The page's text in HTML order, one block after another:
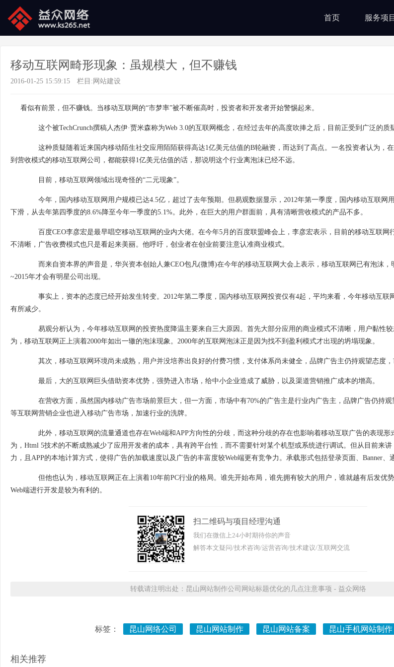
首页 服务项目
移动互联网畸形现象：虽规模大，但不赚钱
2016-01-25 15:59:15 栏目: 网站建设
看似有前景，但不赚钱。当移动互联网的“市梦率”被不断催高时，投资者和开发者开始警惕起来。
这个被TechCrunch撰稿人杰伊·贾米森称为Web 3.0的互联网概念，在经过去年的高度吹捧之后，目前正受到广泛的质
这种质疑随着近来国内移动陌生社交应用陌陌获得高达1亿美元估值的B轮融资，而达到了高点。一名投资者认为，
到营收模式的移动互联网公司，都能获得1亿美元估值的话，那说明这个行业离泡沫已经不远。
目前，移动互联网领域出现奇怪的“二元现象”。
今年，国内移动互联网用户规模已达4.5亿，超过了去年预期。但易观数据显示，2012年第一季度，国内移动互联网
下滑，从去年第四季度的8.6%降至今年一季度的5.1%。此外，在巨大的用户群面前，具有清晰营收模式的产品不多。
百度CEO李彦宏是最早唱空移动互联网的业内大佬。在今年5月的百度联盟峰会上，李彦宏表示，目前的移动互联网
不清晰，广告收费模式也只是看起来美丽。他呼吁，创业者在创业前要注意认准商业模式。
而来自资本界的声音是，华兴资本创始人兼CEO包凡(微博)在今年的移动互联网大会上表示，移动互联网已有泡沫，
~2015年才会有明星公司出现。
事实上，资本的态度已经开始发生转变。2012年第二季度，国内移动互联网投资仅有4起，平均来看，今年移动互联网
有所减少。
易观分析认为，今年移动互联网的投资热度降温主要来自三大原因。首先大部分应用的商业模式不清晰，用户黏性较
为，移动互联网正上演着2000年如出一辙的泡沫现象。2000年的互联网泡沫正是因为找不到盈利模式才出现的坍塌现象。
其次，移动互联网环境尚未成熟，用户并没培养出良好的付费习惯，支付体系尚未健全，品牌广告主仍持观望态度，
最后，大的互联网巨头借助资本优势，强势进入市场，给中小企业造成了威胁，以及渠道营销推广成本的增高。
在营收方面，虽然国内移动广告市场前景巨大，但一方面，市场中有70%的广告主是行业内广告主，品牌广告仍持观
等互联网营销企业也进入移动广告市场，加速行业的洗牌。
此外，移动互联网的流量通道也存在Web端和APP方向性的分歧，而这种分歧的存在也影响着移动互联广告的表现形
为，Html 5技术的不断成熟减少了应用开发者的成本，具有跨平台性，而不需要针对某个机型或系统进行调试。但从目前来
力，且APP的本地计算方式，使得广告的加载速度以及广告的丰富度较Web端更有竞争力。承载形式包括登录页面、Banner、
但他也认为，移动互联网正在上演着10年前PC行业的格局。谁先开始布局，谁先拥有较大的用户，谁就越有后发优
Web端进行开发是较为有利的。
扫二维码与项目经理沟通
我们在微信上24小时期待你的声音
解答本文疑问/技术咨询/运营咨询/技术建议/互联网交流
转载请注明出处：昆山网站制作公司网站标题优化的几点注意事项 - 益众网络
标签： 昆山网络公司 昆山网站制作 昆山网站备案 昆山手机网站制作
相关推荐